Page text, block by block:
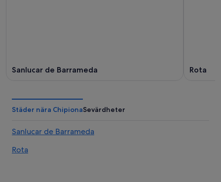
Sanlucar de Barrameda Rota
Städer nära ChipionaSevärdheter
Sanlucar de Barrameda
Rota